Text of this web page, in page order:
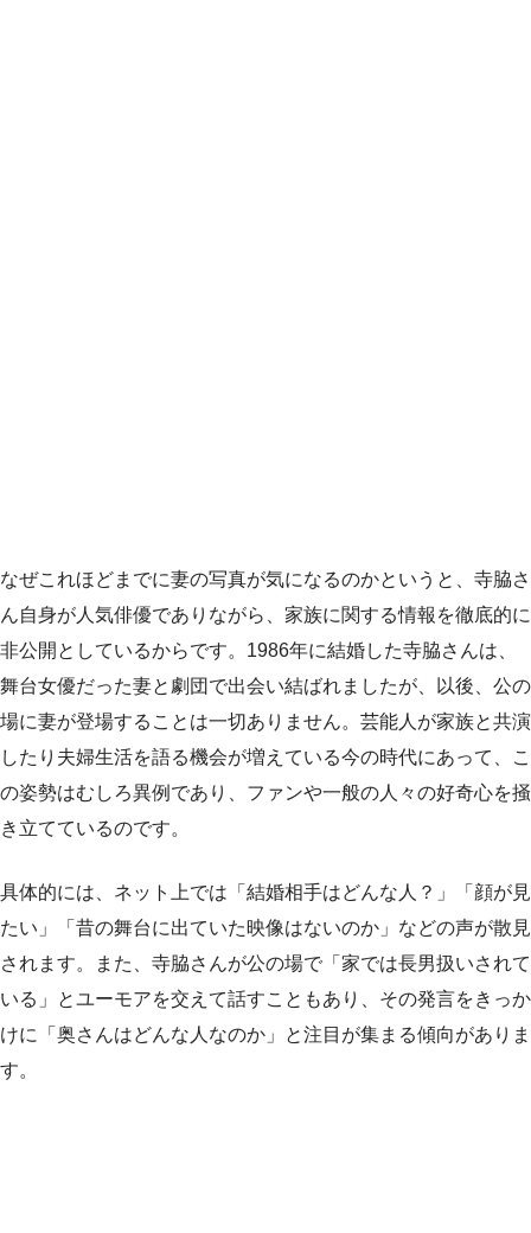
なぜこれほどまでに妻の写真が気になるのかというと、寺脇さ
ん自身が人気俳優でありながら、家族に関する情報を徹底的に
非公開としているからです。1986年に結婚した寺脇さんは、
舞台女優だった妻と劇団で出会い結ばれましたが、以後、公の
場に妻が登場することは一切ありません。芸能人が家族と共演
したり夫婦生活を語る機会が増えている今の時代にあって、こ
の姿勢はむしろ異例であり、ファンや一般の人々の好奇心を掻
き立てているのです。
具体的には、ネット上では「結婚相手はどんな人？」「顔が見
たい」「昔の舞台に出ていた映像はないのか」などの声が散見
されます。また、寺脇さんが公の場で「家では長男扱いされて
いる」とユーモアを交えて話すこともあり、その発言をきっか
けに「奥さんはどんな人なのか」と注目が集まる傾向がありま
す。